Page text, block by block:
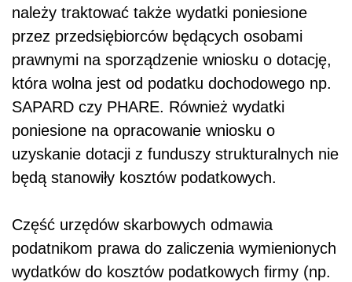
należy traktować także wydatki poniesione
przez przedsiębiorców będących osobami
prawnymi na sporządzenie wniosku o dotację,
która wolna jest od podatku dochodowego np.
SAPARD czy PHARE. Również wydatki
poniesione na opracowanie wniosku o
uzyskanie dotacji z funduszy strukturalnych nie
będą stanowiły kosztów podatkowych.
Część urzędów skarbowych odmawia
podatnikom prawa do zaliczenia wymienionych
wydatków do kosztów podatkowych firmy (np.